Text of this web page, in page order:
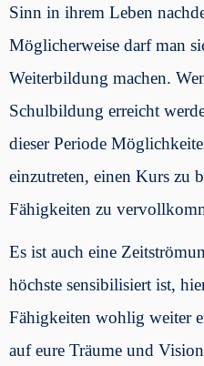
Sinn in ihrem Leben
Möglicherweise darf man
Weiterbildung machen.
Schulbildung erreicht
dieser Periode
einzutreten, einen Kurs zu
Fähigkeiten zu
Es ist auch eine
höchste sensibilisiert ist,
Fähigkeiten wohlig weiter
auf eure Träume und